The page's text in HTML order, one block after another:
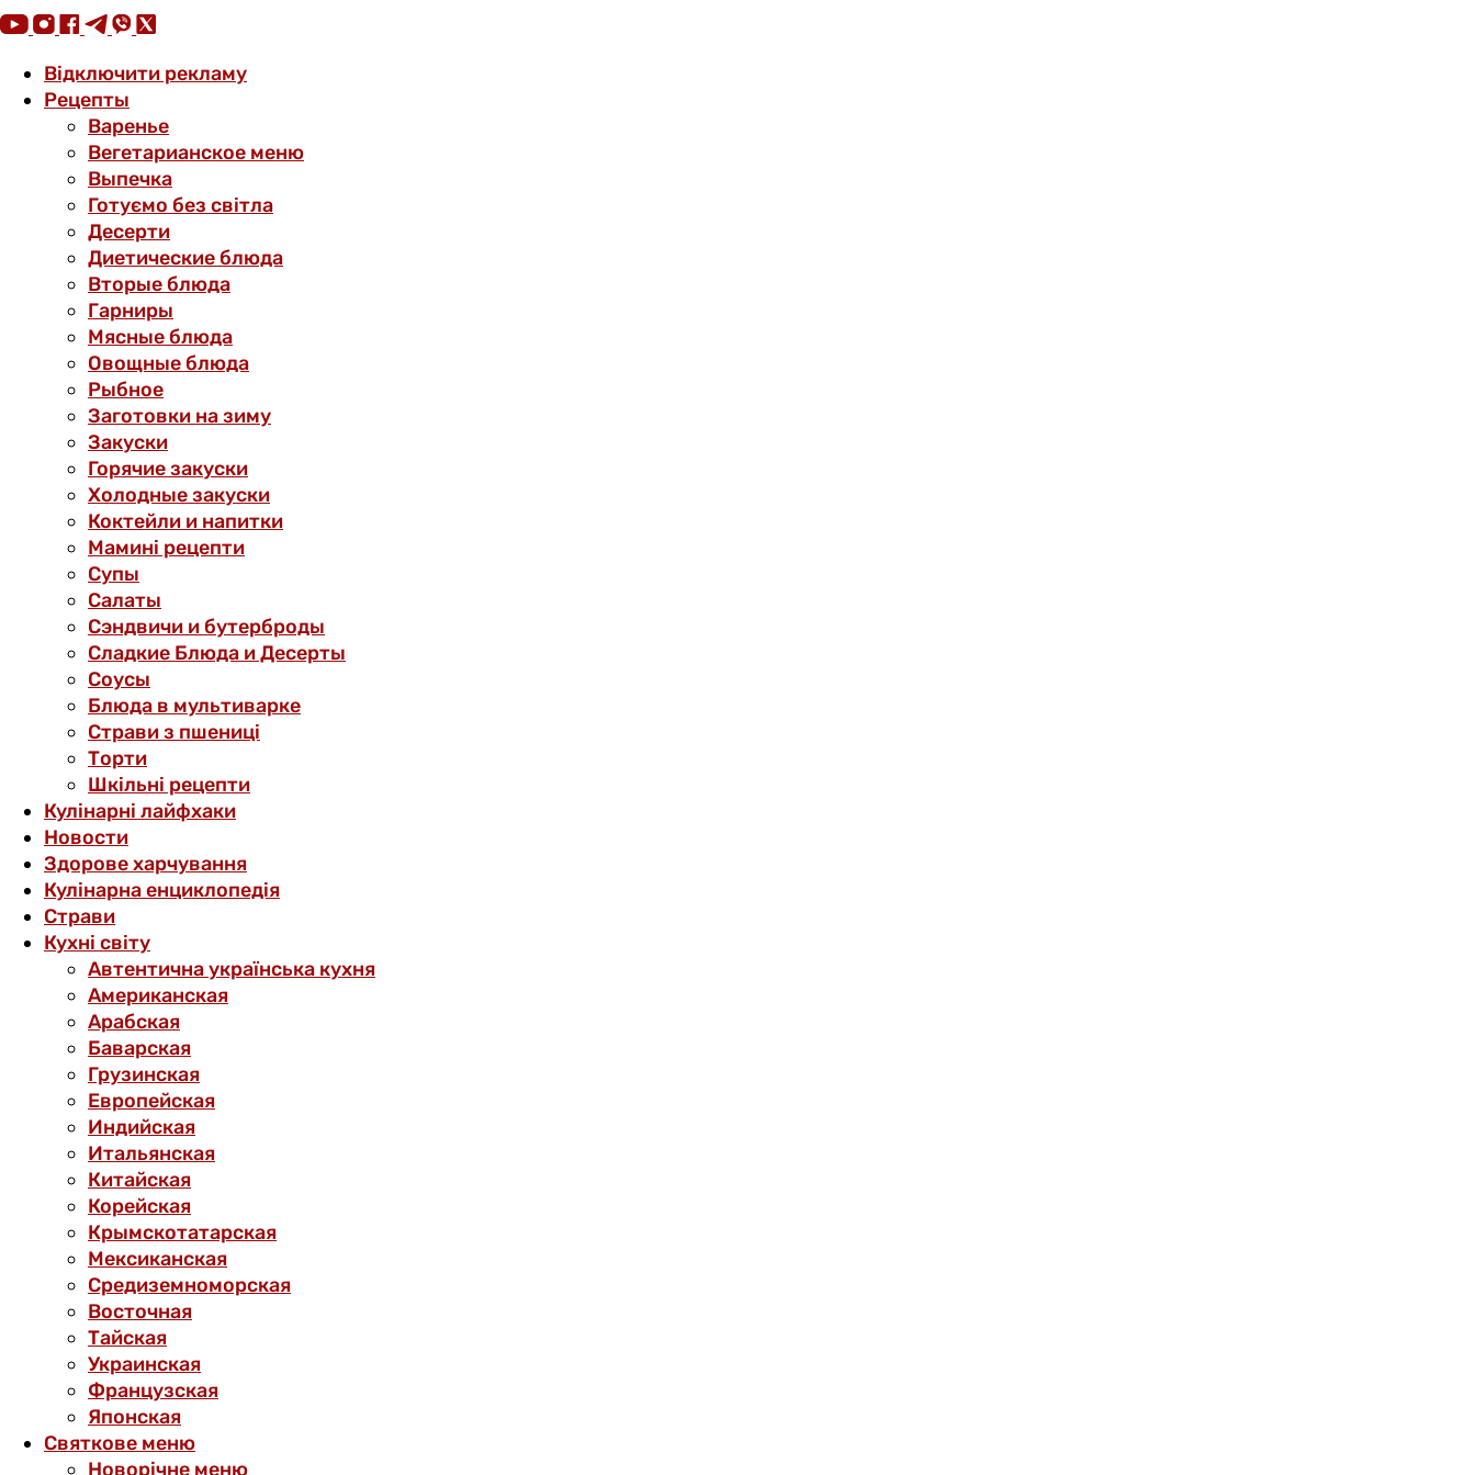
Відключити рекламу
Рецепты
Варенье
Вегетарианское меню
Выпечка
Готуємо без світла
Десерти
Диетические блюда
Вторые блюда
Гарниры
Мясные блюда
Овощные блюда
Рыбное
Заготовки на зиму
Закуски
Горячие закуски
Холодные закуски
Коктейли и напитки
Мамині рецепти
Супы
Салаты
Сэндвичи и бутерброды
Сладкие Блюда и Десерты
Соусы
Блюда в мультиварке
Страви з пшениці
Торти
Шкільні рецепти
Кулінарні лайфхаки
Новости
Здорове харчування
Кулінарна енциклопедія
Страви
Кухні світу
Автентична українська кухня
Американская
Арабская
Баварская
Грузинская
Европейская
Индийская
Итальянская
Китайская
Корейская
Крымскотатарская
Мексиканская
Средиземноморская
Восточная
Тайская
Украинская
Французская
Японская
Святкове меню
Новорічне меню